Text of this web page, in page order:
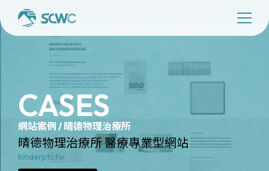
CASES
網站案例 / 晴德物理治療所
晴德物理治療所 醫療專業型網站
kinderptc.tw